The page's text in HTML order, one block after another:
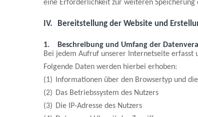
eine Erforderlichkeit zur weiteren
IV. Bereitstellung der Website und
1.
Beschreibung und Umfang der
Bei jedem Aufruf unserer Internetseite erfasst
Folgende Daten werden hierbei erhoben:
(1)
Informationen über den Browsertyp und
(2) Das Betriebssystem des Nutzers
(3) Die IP-Adresse des Nutzers